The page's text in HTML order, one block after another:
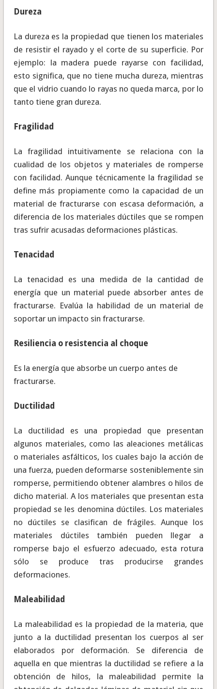
Dureza
La dureza es la propiedad que tienen los materiales
de resistir el rayado y el corte de su superficie. Por
ejemplo: la madera puede rayarse con facilidad,
esto significa, que no tiene mucha dureza, mientras
que el vidrio cuando lo rayas no queda marca, por lo
tanto tiene gran dureza.
Fragilidad
La fragilidad intuitivamente se relaciona con la
cualidad de los objetos y materiales de romperse
con facilidad. Aunque técnicamente la fragilidad se
define más propiamente como la capacidad de un
material de fracturarse con escasa deformación, a
diferencia de los materiales dúctiles que se rompen
tras sufrir acusadas deformaciones plásticas.
Tenacidad
La tenacidad es una medida de la cantidad de
energía que un material puede absorber antes de
fracturarse. Evalúa la habilidad de un material de
soportar un impacto sin fracturarse.
Resiliencia o resistencia al choque
Es la energía que absorbe un cuerpo antes de
fracturarse.
Ductilidad
La ductilidad es una propiedad que presentan
algunos materiales, como las aleaciones metálicas
o materiales asfálticos, los cuales bajo la acción de
una fuerza, pueden deformarse sosteniblemente sin
romperse, permitiendo obtener alambres o hilos de
dicho material. A los materiales que presentan esta
propiedad se les denomina dúctiles. Los materiales
no dúctiles se clasifican de frágiles. Aunque los
materiales dúctiles también pueden llegar a
romperse bajo el esfuerzo adecuado, esta rotura
sólo se produce tras producirse grandes
deformaciones.
Maleabilidad
La maleabilidad es la propiedad de la materia, que
junto a la ductilidad presentan los cuerpos al ser
elaborados por deformación. Se diferencia de
aquella en que mientras la ductilidad se refiere a la
obtención de hilos, la maleabilidad permite la